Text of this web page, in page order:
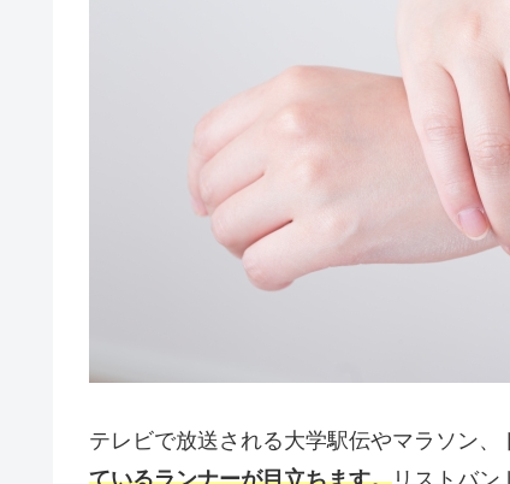
テレビで放送される大学駅伝やマラソン、
ているランナーが目立ちます。 リストバン